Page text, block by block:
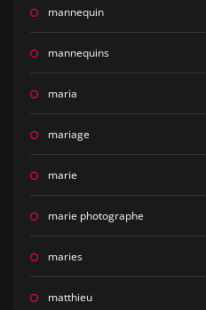
mannequin
mannequins
maria
mariage
marie
marie photographe
maries
matthieu